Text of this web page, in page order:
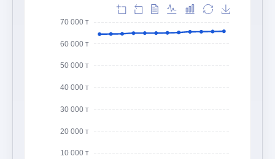
10 000 т
20 000 т
30 000 т
40 000 т
50 000 т
60 000 т
70 000 т